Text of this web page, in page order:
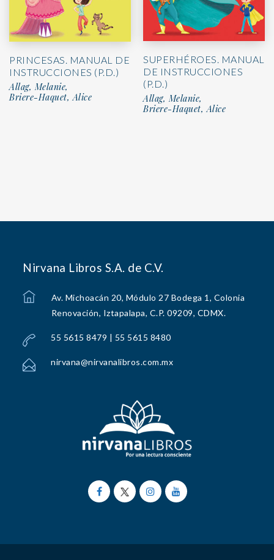
PRINCESAS. MANUAL DE
INSTRUCCIONES (P.D.)
Allag, Melanie,
Briere-Haquet, Alice
SUPERHÉROES. MANUAL
DE INSTRUCCIONES
(P.D.)
Allag, Melanie,
Briere-Haquet, Alice
Nirvana Libros S.A. de C.V.
Av. Michoacán 20, Módulo 27 Bodega 1, Colonia
Renovación, Iztapalapa, C.P. 09209, CDMX.
55 5615 8479 | 55 5615 8480
nirvana@nirvanalibros.com.mx